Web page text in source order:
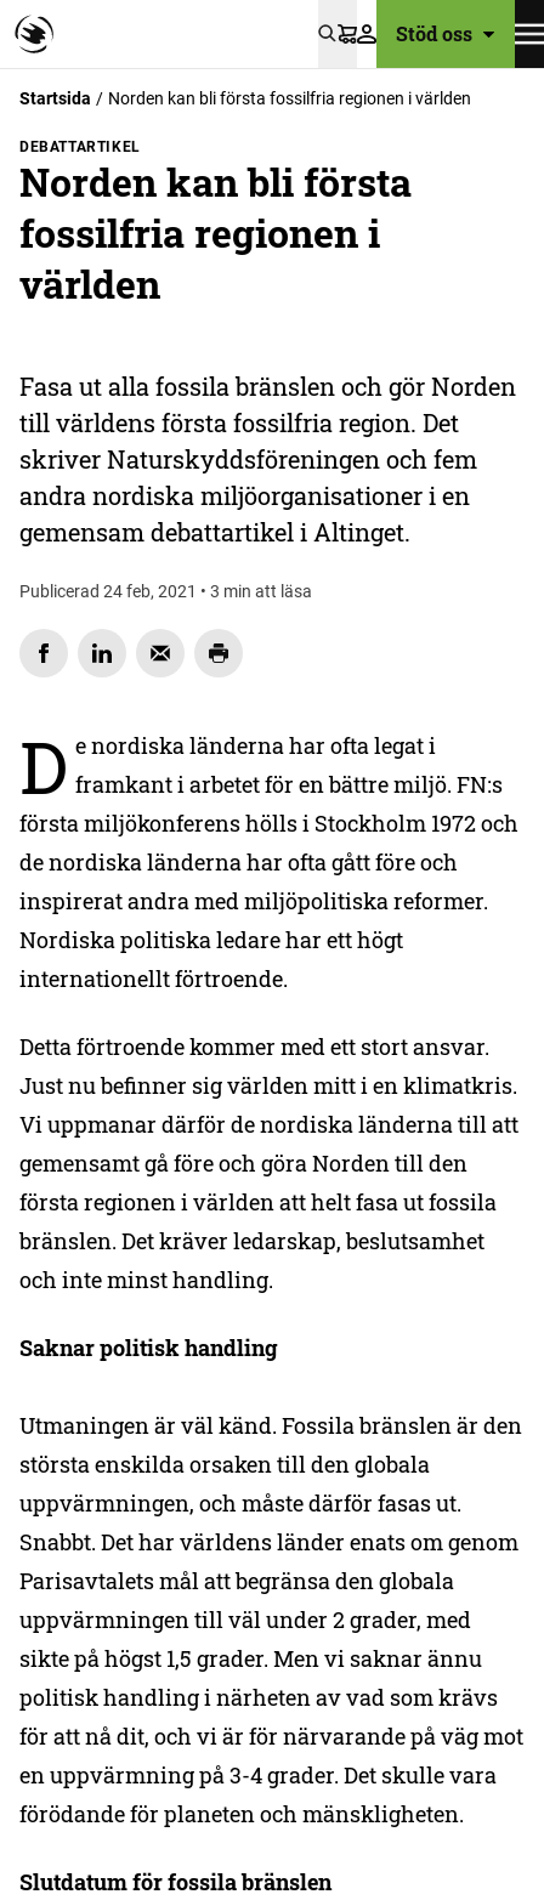
VarukorgStöd oss
Startsida Norden kan bli första fossilfria regionen i världen
DEBATTARTIKEL
Norden kan bli första
fossilfria regionen i
världen
Fasa ut alla fossila bränslen och gör Norden
till världens första fossilfria region. Det
skriver Naturskyddsföreningen och fem
andra nordiska miljöorganisationer i en
gemensam debattartikel i Altinget.
Publicerad 24 feb, 2021 • 3 min att läsa
D e nordiska länderna har ofta legat i
framkant i arbetet för en bättre miljö. FN:s
första miljökonferens hölls i Stockholm 1972 och
de nordiska länderna har ofta gått före och
inspirerat andra med miljöpolitiska reformer.
Nordiska politiska ledare har ett högt
internationellt förtroende.
Detta förtroende kommer med ett stort ansvar.
Just nu befinner sig världen mitt i en klimatkris.
Vi uppmanar därför de nordiska länderna till att
gemensamt gå före och göra Norden till den
första regionen i världen att helt fasa ut fossila
bränslen. Det kräver ledarskap, beslutsamhet
och inte minst handling.
Saknar politisk handling
Utmaningen är väl känd. Fossila bränslen är den
största enskilda orsaken till den globala
uppvärmningen, och måste därför fasas ut.
Snabbt. Det har världens länder enats om genom
Parisavtalets mål att begränsa den globala
uppvärmningen till väl under 2 grader, med
sikte på högst 1,5 grader. Men vi saknar ännu
politisk handling i närheten av vad som krävs
för att nå dit, och vi är för närvarande på väg mot
en uppvärmning på 3-4 grader. Det skulle vara
förödande för planeten och mänskligheten.
Slutdatum för fossila bränslen